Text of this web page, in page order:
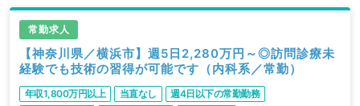
常勤求人
【神奈川県／横浜市】週5日2,280万円～◎訪問診療未
経験でも技術の習得が可能です（内科系／常勤）
年収1,800万円以上 当直なし
週4日以下の常勤勤務